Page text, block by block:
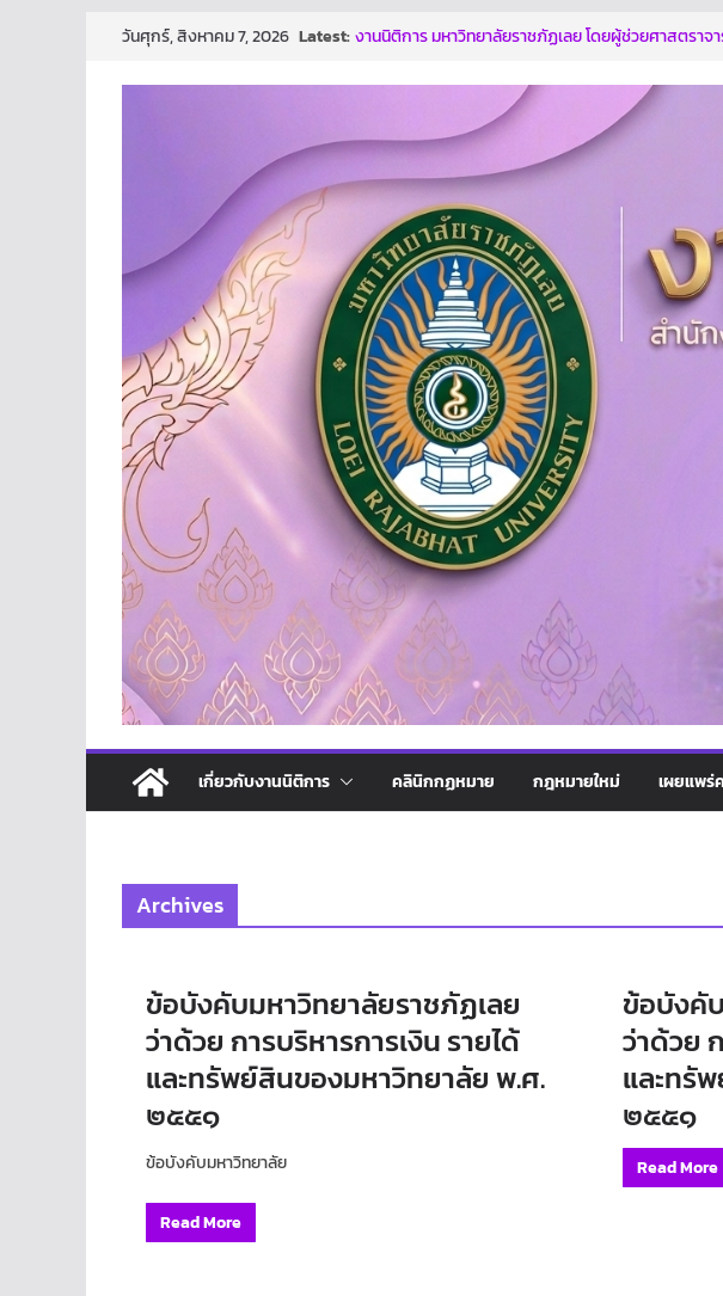
content
วันศุกร์, สิงหาคม 7, 2026 Latest:งานนิติการ มหาวิทยาลัยราชภัฏเลย โดยผู้ช่วยศาสตราจ
ผลการประกวดผลงาน/นวัตกรรม
ก้าวสู่การเป็นองค์กรปลอดทุจริตด้วยกัน
นี้ คงมีส่วนช่วยให้ทุกท่านตระหนักถึงการกระทำที่ส่อไปในท
ทันเจตนา เเละหยุดการกระทำที่ทุจริต
โครงการเสริมสร้างธรรมาภิบาลสู่การเป็นองค์กรปลอดก
ปีงบประมาณ พ.ศ. 2569
งานนิติการ สำนักงานอธิการบดี มหาวิทยาลัยราชภัฏเลย
อบรม เรื่อง หลักเกณฑ์การประเมินคุณธรรมและความโ
and Transparency Assessment : ITA)
ม.ราชภัฏเลย ประกาศนโยบายไม่ให้ไม่รับ NO GIF
เกี่ยวกับงานนิติการ คลินิกกฏหมาย กฎหมายใหม่ เผยแพร่
Archives
ข้อบังคับมหาวิทยาลัยราชภัฏเลย
ว่าด้วย การบริหารการเงิน รายได้
และทรัพย์สินของมหาวิทยาลัย พ.ศ.
๒๕๕๑
ข้อบังคับมหาวิทยาลัย
Read More
ข้อบังคั
ว่าด้วย
และทรั
๒๕๕๑
Read More